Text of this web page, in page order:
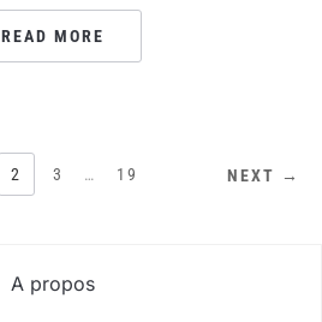
READ MORE
2 3 … 19 NEXT →
A propos